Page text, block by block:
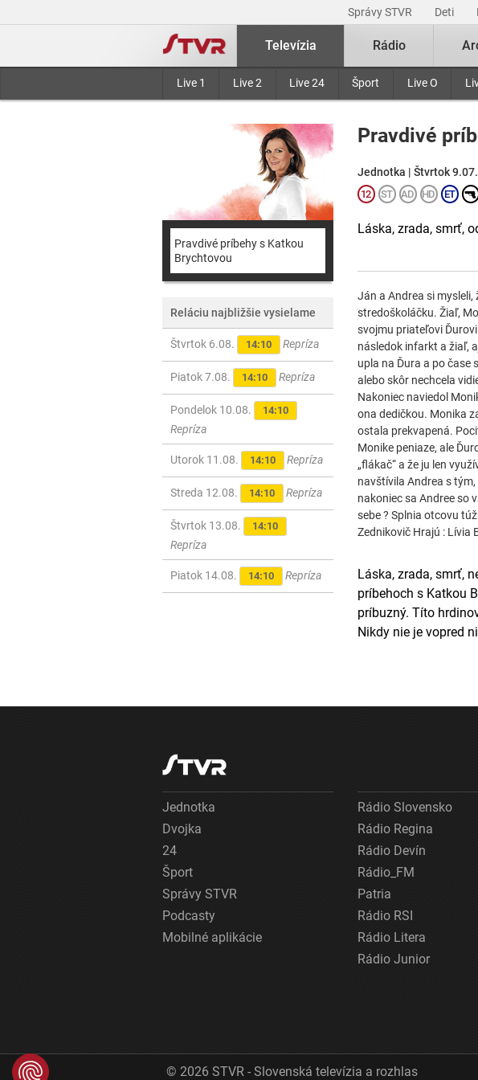
Správy STVR Deti
Televízia
Live 1 Live 2 Live 24 Šport Live O
Rádio
Pravdivé príbehy s Katkou
Brychtovou
Reláciu najbližšie vysielame
Štvrtok 6.08. 14:10 Repríza
Piatok 7.08. 14:10 Repríza
Pondelok 10.08. 14:10
Repríza
Utorok 11.08. 14:10 Repríza
Streda 12.08. 14:10 Repríza
Štvrtok 13.08. 14:10
Repríza
Piatok 14.08. 14:10 Repríza
Pravdivé
Jednotka | Štvrtok
Láska, zrada, smrť,
Ján a Andrea si
stredoškoláčku. Žiaľ,
svojmu priateľovi
následok infarkt a žiaľ,
upla na Ďura a po čase
alebo skôr nechcela
Nakoniec naviedol
ona dedičkou. Monika
ostala prekvapená.
Monike peniaze, ale
„flákač“ a že ju len
navštívila Andrea s
nakoniec sa Andree so
sebe ? Splnia otcovu
Zednikovič Hrajú : Lívia
Láska, zrada, smrť,
príbehoch s Katkou
príbuzný. Títo
Nikdy nie je vopred
Jednotka
Dvojka
24
Šport
Správy STVR
Podcasty
Mobilné aplikácie
Rádio Slovensko
Rádio Regina
Rádio Devín
Rádio_FM
Patria
Rádio RSI
Rádio Litera
Rádio Junior
© 2026 STVR - Slovenská televízia a rozhlas